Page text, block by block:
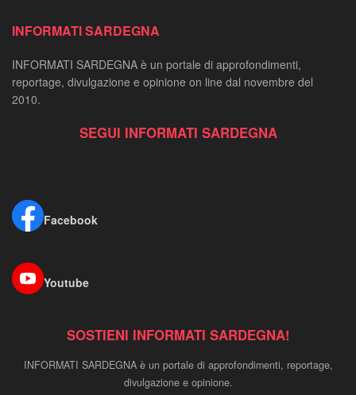
INFORMATI SARDEGNA
INFORMATI SARDEGNA è un portale di approfondimenti,
reportage, divulgazione e opinione on line dal novembre del
2010.
SEGUI INFORMATI SARDEGNA
Facebook
Youtube
SOSTIENI INFORMATI SARDEGNA!
INFORMATI SARDEGNA è un portale di approfondimenti, reportage,
divulgazione e opinione.